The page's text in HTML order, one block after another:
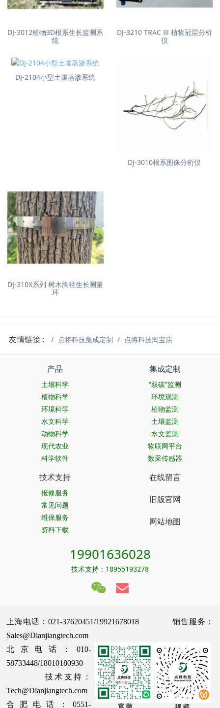
DJ-3012植物3D根系生长监测系
统
DJ-3210 TRAC Ⅲ 植物冠层分析
仪
DJ-2104小型土壤蒸渗系统
DJ-3010根系图像分析仪
DJ-310X系列 树木胸径生长测量
环
友情链接 : 点将科技集成定制 点将科技淘宝店
产品
土壤科学
植物科学
环境科学
水文科学
动物科学
现代农业
科学软件
集成定制
“双碳”监测
环境观测
植物监测
土壤监测
水文监测
物联网平台
数采传感器
技术支持
报修服务
常见问题
维保服务
资料下载
在线留言
旧版官网
网站地图
19901636028
技术支持：18955193278
上海电话：021-37620451/19921678018 销售服务：
Sales@Dianjiangtech.com
北京电话：010-
58733448/18010180930
技术支持：
Tech@Dianjiangtech.com
合肥电话：0551-